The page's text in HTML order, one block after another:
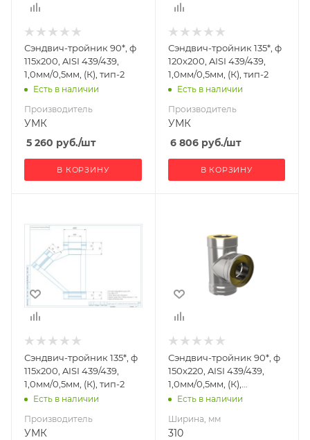
Сэндвич-тройник 90*, ф
115х200, AISI 439/439,
1,0мм/0,5мм, (К), тип-2
Есть в наличии
Производитель
УМК
5 260 руб./шт
В КОРЗИНУ
Сэндвич-тройник 135*, ф
120х200, AISI 439/439,
1,0мм/0,5мм, (К), тип-2
Есть в наличии
Производитель
УМК
6 806руб./шт
В КОРЗИНУ
УМК
Сэндвич-тройник 135*, ф
115х200, AISI 439/439,
1,0мм/0,5мм, (К), тип-2
Есть в наличии
Производитель
УМК
Глубина, мм
Высота, мм
400
Материал
Нержавеющая
сталь
Производитель
УМК
Сэндвич-тройник 90*, ф
150х220, AISI 439/439,
1,0мм/0,5мм, (К),
h=400мм
Есть в наличии
Ширина, мм
310